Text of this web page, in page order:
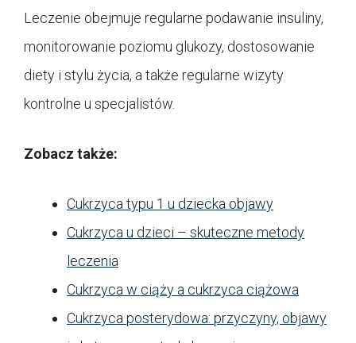
Leczenie obejmuje regularne podawanie insuliny,
monitorowanie poziomu glukozy, dostosowanie
diety i stylu życia, a także regularne wizyty
kontrolne u specjalistów.
Zobacz także:
Cukrzyca typu 1 u dziecka objawy
Cukrzyca u dzieci – skuteczne metody
leczenia
Cukrzyca w ciąży a cukrzyca ciążowa
Cukrzyca posterydowa: przyczyny, objawy